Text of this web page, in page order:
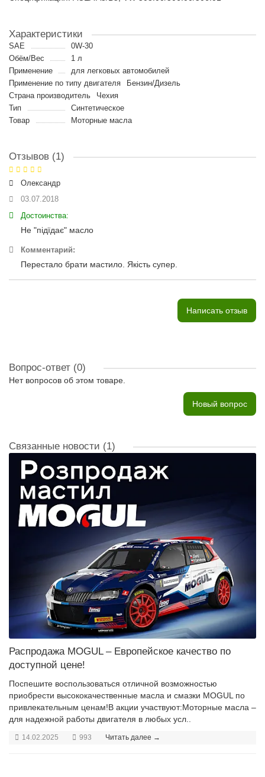
Характеристики
SAE
0W-30
Обём/Вес
1 л
Применение
для легковых автомобилей
Применение по типу двигателя
Бензин/Дизель
Страна производитель
Чехия
Тип
Синтетическое
Товар
Моторные масла
Отзывов (1)
Олександр
03.07.2018
Достоинства:
Не "підїдає" масло
Комментарий:
Перестало брати мастило. Якість супер.
Написать отзыв
Вопрос-ответ (0)
Нет вопросов об этом товаре.
Новый вопрос
Связанные новости (1)
Распродажа MOGUL – Европейское качество по
доступной цене!
Поспешите воспользоваться отличной возможностью
приобрести высококачественные масла и смазки MOGUL по
привлекательным ценам!В акции участвуют:Моторные масла –
для надежной работы двигателя в любых усл..
14.02.2025 993 Читать далее →